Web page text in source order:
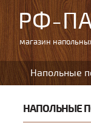
РФ-
магазин
Напольные
НАПОЛЬНЫЕ